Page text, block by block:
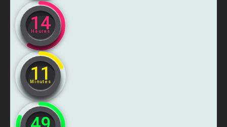
14
Heures
11
Minutes